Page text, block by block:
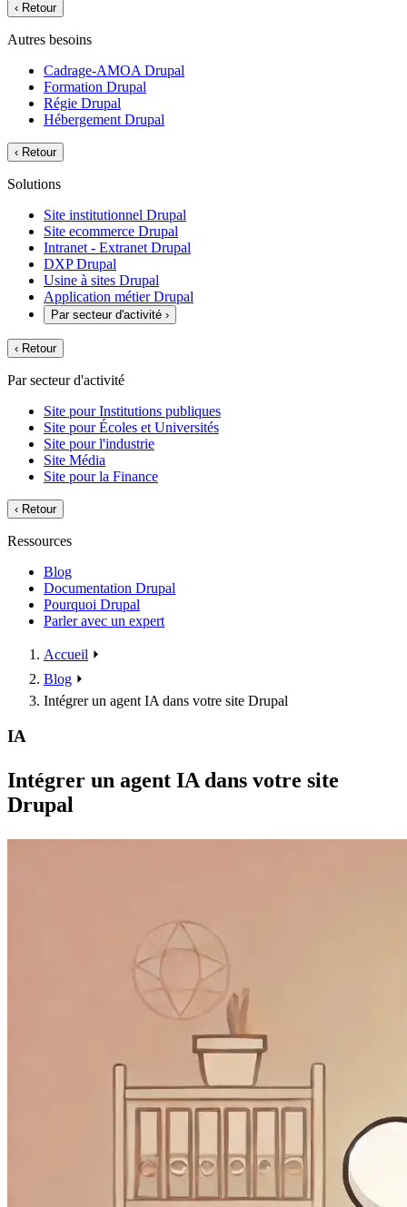
‹ Retour
Autres besoins
Cadrage-AMOA Drupal
Formation Drupal
Régie Drupal
Hébergement Drupal
‹ Retour
Solutions
Site institutionnel Drupal
Site ecommerce Drupal
Intranet - Extranet Drupal
DXP Drupal
Usine à sites Drupal
Application métier Drupal
Par secteur d'activité ›
‹ Retour
Par secteur d'activité
Site pour Institutions publiques
Site pour Écoles et Universités
Site pour l'industrie
Site Média
Site pour la Finance
‹ Retour
Ressources
Blog
Documentation Drupal
Pourquoi Drupal
Parler avec un expert
Accueil ⏵
Blog ⏵
Intégrer un agent IA dans votre site Drupal
IA
Intégrer un agent IA dans votre site
Drupal